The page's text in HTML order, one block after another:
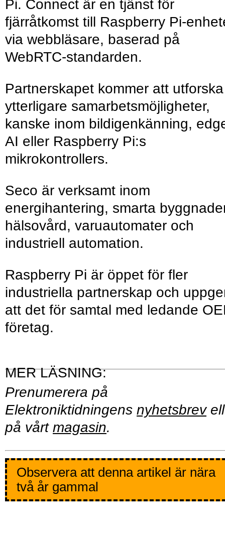
Pi. Connect är en tjänst för
fjärråtkomst till Raspberry Pi-
via webbläsare, baserad på
WebRTC-standarden.
Partnerskapet kommer att utforska
ytterligare samarbetsmöjligheter,
kanske inom bildigenkänning,
AI eller Raspberry Pi:s
mikrokontrollers.
Seco är verksamt inom
energihantering, smarta
hälsovård, varuautomater och
industriell automation.
Raspberry Pi är öppet för fler
industriella partnerskap och
att det för samtal med ledande
företag.
Prenumerera på
Elektroniktidningens nyhetsbrev
på vårt magasin.
Observera att denna artikel är nära
två år gammal